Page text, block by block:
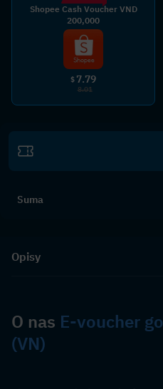
Shopee Cash Voucher VND
200,000
$ 7.79
8.01
Suma
Opisy
O nas E-voucher
(VN)